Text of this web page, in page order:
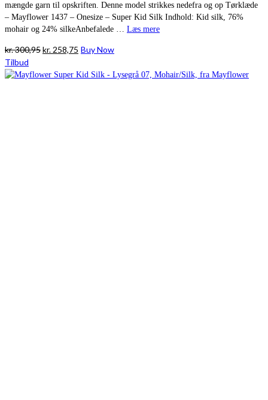
mængde garn til opskriften. Denne model strikkes nedefra og op Tørklæde
– Mayflower 1437 – Onesize – Super Kid Silk Indhold: Kid silk, 76%
mohair og 24% silkeAnbefalede … Læs mere
kr.300,95Den
pris
kr. 258,75 Den
pris
Buy Now
Tilbud